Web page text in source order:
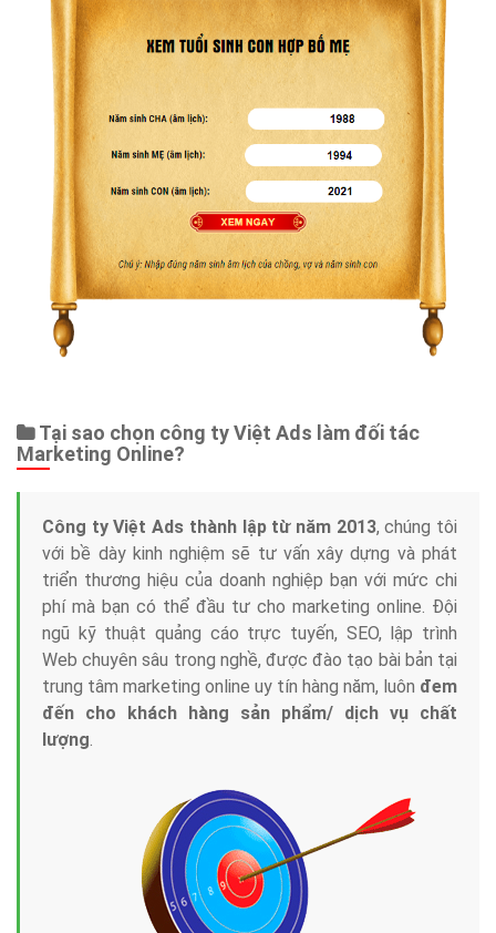
Tại sao chọn công ty Việt Ads làm đối tác
Marketing Online?
Công ty Việt Ads thành lập từ năm 2013, chúng tôi
với bề dày kinh nghiệm sẽ tư vấn xây dựng và phát
triển thương hiệu của doanh nghiệp bạn với mức chi
phí mà bạn có thể đầu tư cho marketing online. Đội
ngũ kỹ thuật quảng cáo trực tuyến, SEO, lập trình
Web chuyên sâu trong nghề, được đào tạo bài bản tại
trung tâm marketing online uy tín hàng năm, luôn đem
đến cho khách hàng sản phẩm/ dịch vụ chất
lượng.